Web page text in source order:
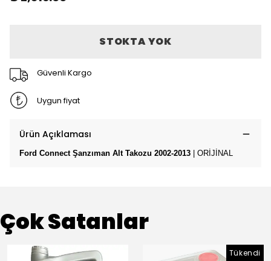
STOKTA YOK
Güvenli Kargo
Uygun fiyat
Ürün Açıklaması
Ford Connect Şanzıman Alt Takozu 2002-2013 | ORİJİNAL
Çok Satanlar
Tükendi